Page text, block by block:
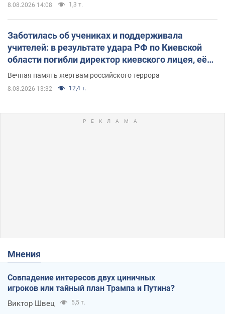
8.08.2026 14:08 1,3 т.
Заботилась об учениках и поддерживала
учителей: в результате удара РФ по Киевской
области погибли директор киевского лицея, её
муж и внук
Вечная память жертвам российского террора
8.08.2026 13:32 12,4 т.
Мнения
Совпадение интересов двух циничных
игроков или тайный план Трампа и Путина?
Виктор Швец 5,5 т.